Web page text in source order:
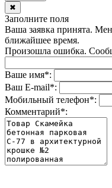
✖
Заполните поля
Ваша заявка принята.
ближайшее время.
Произошла ошибка.
Ваше имя*:
Ваш E-mail*:
Мобильный телефон*:
Комментарий*: